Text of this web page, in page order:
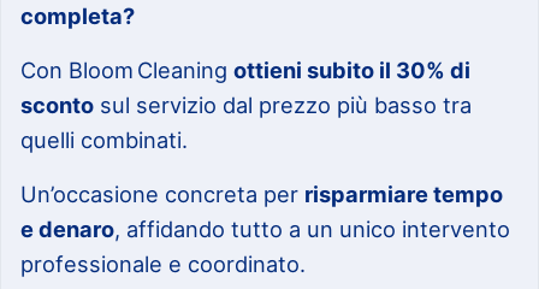
completa?
Con Bloom Cleaningottieni subito il 30% di
sconto sul servizio dal prezzo più basso tra
quelli combinati.
Un’occasione concreta per risparmiare tempo
e denaro, affidando tutto a un unico intervento
professionale e coordinato.